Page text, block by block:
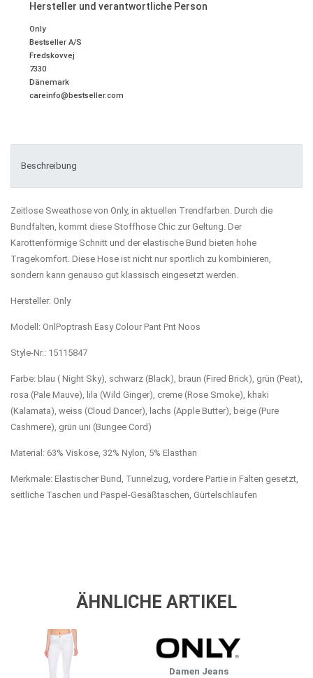
Hersteller und verantwortliche Person
Only
Bestseller A/S
Fredskovvej
7330
Dänemark
careinfo@bestseller.com
Beschreibung
Zeitlose Sweathose von Only, in aktuellen Trendfarben. Durch die
Bundfalten, kommt diese Stoffhose Chic zur Geltung. Der
Karottenförmige Schnitt und der elastische Bund bieten hohe
Tragekomfort. Diese Hose ist nicht nur sportlich zu kombinieren,
sondern kann genauso gut klassisch eingesetzt werden.
Hersteller: Only
Modell: OnlPoptrash Easy Colour Pant Pnt Noos
Style-Nr.: 15115847
Farbe: blau ( Night Sky), schwarz (Black), braun (Fired Brick), grün (Peat),
rosa (Pale Mauve), lila (Wild Ginger), creme (Rose Smoke), khaki
(Kalamata), weiss (Cloud Dancer), lachs (Apple Butter), beige (Pure
Cashmere), grün uni (Bungee Cord)
Material: 63% Viskose, 32% Nylon, 5% Elasthan
Merkmale: Elastischer Bund, Tunnelzug, vordere Partie in Falten gesetzt,
seitliche Taschen und Paspel-Gesäßtaschen, Gürtelschlaufen
ÄHNLICHE ARTIKEL
Damen Jeans